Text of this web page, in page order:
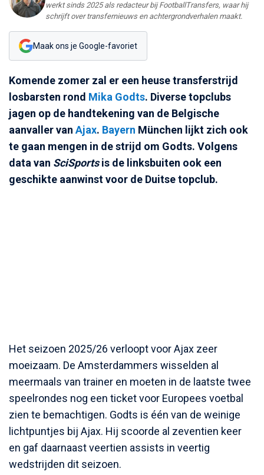
werkt sinds 2025 als redacteur bij FootballTransfers, waar hij
schrijft over transfernieuws en achtergrondverhalen maakt.
Maak ons je Google-favoriet
Komende zomer zal er een heuse transferstrijd
losbarsten rond Mika Godts. Diverse topclubs
jagen op de handtekening van de Belgische
aanvaller van Ajax. Bayern München lijkt zich ook
te gaan mengen in de strijd om Godts. Volgens
data van SciSportsis de linksbuiten ook een
geschikte aanwinst voor de Duitse topclub.
Het seizoen 2025/26 verloopt voor Ajax zeer
moeizaam. De Amsterdammers wisselden al
meermaals van trainer en moeten in de laatste twee
speelrondes nog een ticket voor Europees voetbal
zien te bemachtigen. Godts is één van de weinige
lichtpuntjes bij Ajax. Hij scoorde al zeventien keer
en gaf daarnaast veertien assists in veertig
wedstrijden dit seizoen.